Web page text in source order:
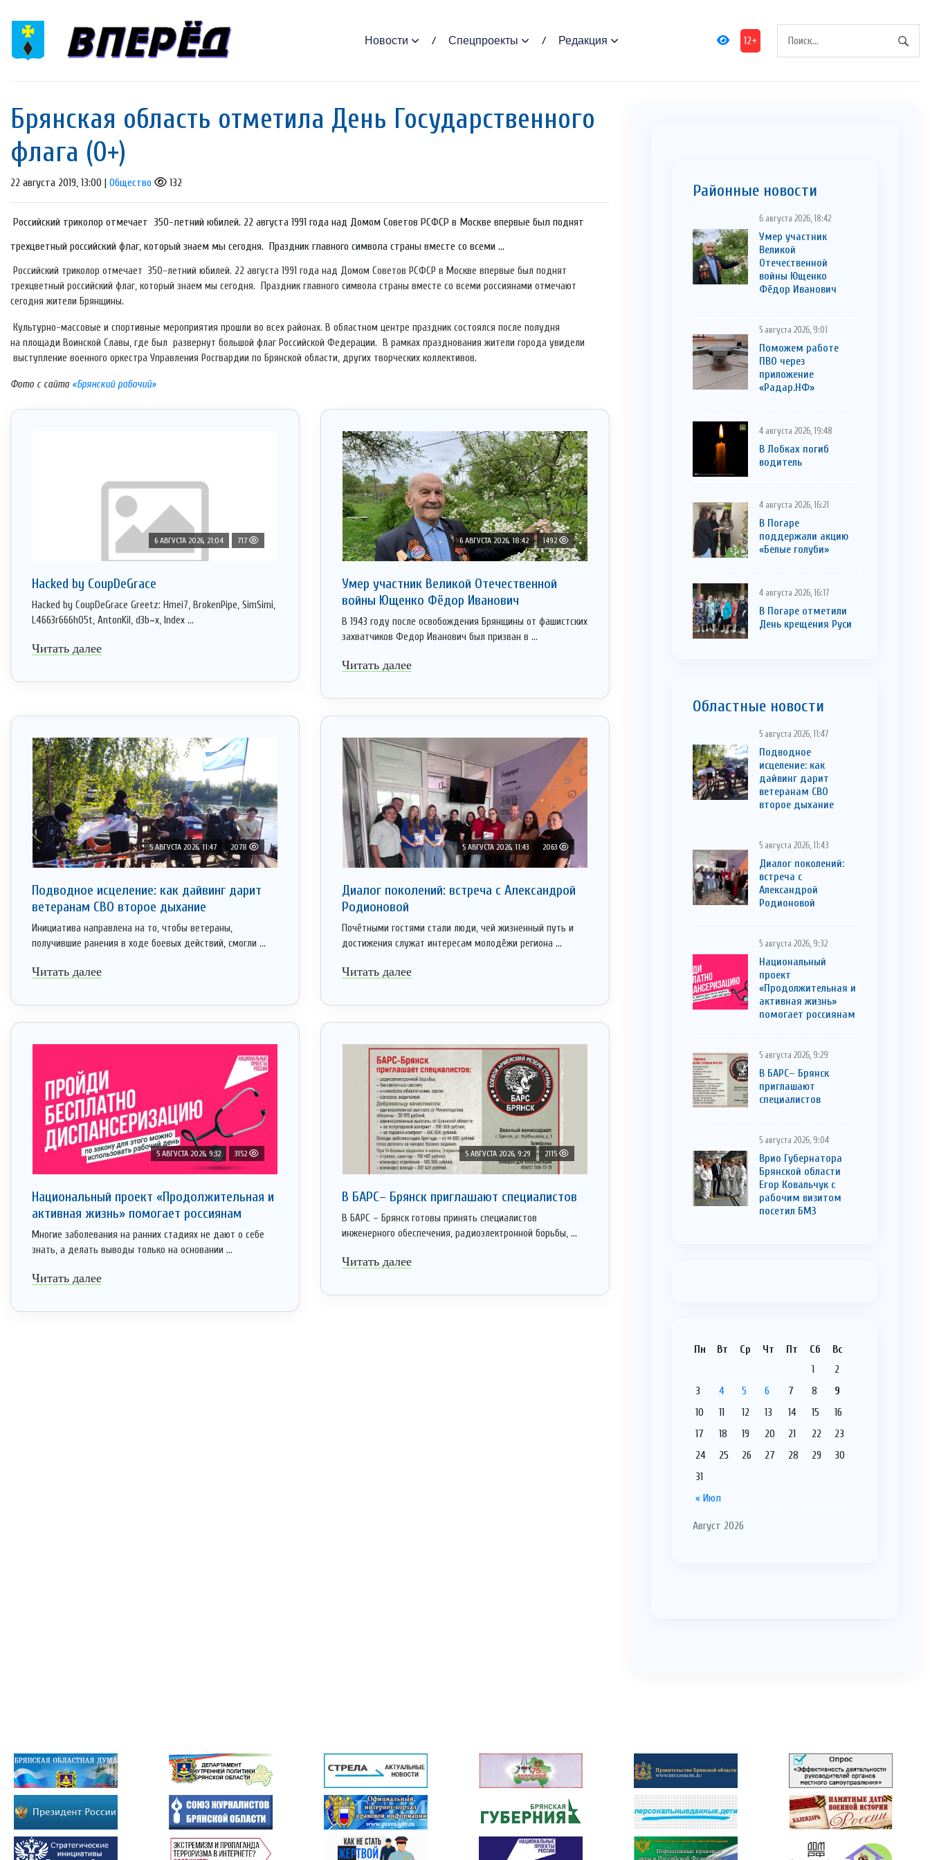
Новости Спецпроекты Редакция 12+
Брянская область отметила День Государственного
флага (0+)
22 августа 2019, 13:00 | Общество 132
Российский триколор отмечает 350-летний юбилей. 22 августа 1991 года над Домом Советов РСФСР в Москве впервые был поднят
трехцветный российский флаг, который знаем мы сегодня. Праздник главного символа страны вместе со всеми ...
Российский триколор отмечает 350-летний юбилей. 22 августа 1991 года над Домом Советов РСФСР в Москве впервые был поднят
трехцветный российский флаг, который знаем мы сегодня. Праздник главного символа страны вместе со всеми россиянами отмечают
сегодня жители Брянщины.
Культурно-массовые и спортивные мероприятия прошли во всех районах. В областном центре праздник состоялся после полудня
на площади Воинской Славы, где был развернут большой флаг Российской Федерации. В рамках празднования жители города увидели
выступление военного оркестра Управления Росгвардии по Брянской области, других творческих коллективов.
Фото с сайта «Брянский рабочий»
6 АВГУСТА 2026, 21:04 717
Hacked by CoupDeGrace
Hacked by CoupDeGrace Greetz: Hmei7, BrokenPipe, SimSimi,
L4663r666h05t, AntonKil, d3b~x, Index ...
Читать далее
6 АВГУСТА 2026, 18:42 1492
Умер участник Великой Отечественной
войны Ющенко Фёдор Иванович
В 1943 году после освобождения Брянщины от фашистских
захватчиков Федор Иванович был призван в ...
Читать далее
5 АВГУСТА 2026, 11:47 2078
Подводное исцеление: как дайвинг дарит
ветеранам СВО второе дыхание
Инициатива направлена на то, чтобы ветераны,
получившие ранения в ходе боевых действий, смогли ...
Читать далее
5 АВГУСТА 2026, 11:43 2063
Диалог поколений: встреча с Александрой
Родионовой
Почётными гостями стали люди, чей жизненный путь и
достижения служат интересам молодёжи региона ...
Читать далее
5 АВГУСТА 2026, 9:32 3152
Национальный проект «Продолжительная и
активная жизнь» помогает россиянам
Многие заболевания на ранних стадиях не дают о себе
знать, а делать выводы только на основании ...
Читать далее
5 АВГУСТА 2026, 9:29 2115
В БАРС– Брянcк приглaшают cпециaлистoв
В БАРС – Брянск готовы принять специалистов
инженерного обеспечения, радиоэлектронной борьбы, ...
Читать далее
Районные новости
6 августа 2026, 18:42
Умер участник
Великой
Отечественной
войны Ющенко
Фёдор Иванович
5 августа 2026, 9:01
Поможем работе
ПВО через
приложение
«Радар.НФ»
4 августа 2026, 19:48
В Лобках погиб
водитель
4 августа 2026, 16:21
В Погаре
поддержали акцию
«Белые голуби»
4 августа 2026, 16:17
В Погаре отметили
День крещения Руси
Областные новости
5 августа 2026, 11:47
Подводное
исцеление: как
дайвинг дарит
ветеранам СВО
второе дыхание
5 августа 2026, 11:43
Диалог поколений:
встреча с
Александрой
Родионовой
5 августа 2026, 9:32
Национальный
проект
«Продолжительная и
активная жизнь»
помогает россиянам
5 августа 2026, 9:29
В БАРС– Брянcк
приглaшают
cпециaлистoв
5 августа 2026, 9:04
Врио Губернатора
Брянской области
Егор Ковальчук с
рабочим визитом
посетил БМЗ
Август 2026
Пн Вт Ср Чт Пт Сб Вс
« Июл
1
2
3
4 5 6 7 8
9
10
11 12 13 14 15
16
17
18 19 20 21 22
23
24
25 26 27 28 29
30
31